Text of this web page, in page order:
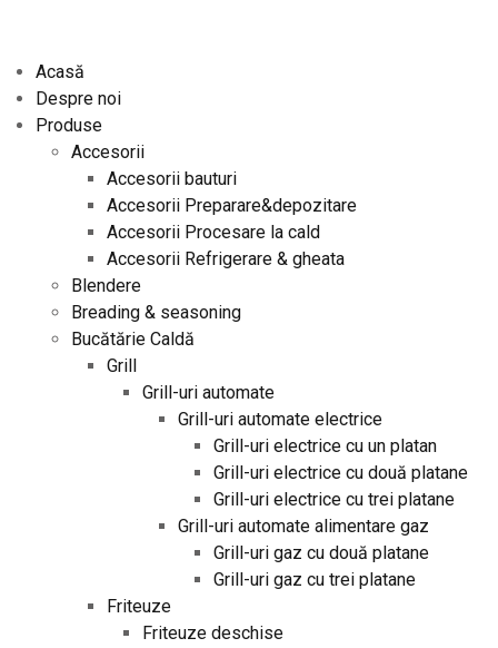
Acasă
Despre noi
Produse
Accesorii
Accesorii bauturi
Accesorii Preparare&depozitare
Accesorii Procesare la cald
Accesorii Refrigerare & gheata
Blendere
Breading & seasoning
Bucătărie Caldă
Grill
Grill-uri automate
Grill-uri automate electrice
Grill-uri electrice cu un platan
Grill-uri electrice cu două platane
Grill-uri electrice cu trei platane
Grill-uri automate alimentare gaz
Grill-uri gaz cu două platane
Grill-uri gaz cu trei platane
Friteuze
Friteuze deschise